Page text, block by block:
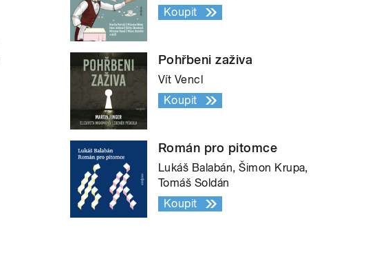
Koupit
Pohřbeni zaživa
Vít Vencl
Koupit
Román pro pitomce
Lukáš Balabán, Šimon Krupa,
Tomáš Soldán
Koupit